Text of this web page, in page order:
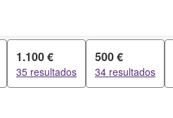
1.100 €
35 resultados
500 €
34 resultados